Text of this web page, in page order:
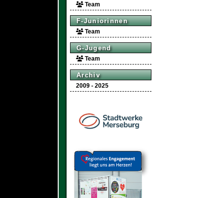
Team
F-Juniorinnen
Team
G-Jugend
Team
Archiv
2009 - 2025